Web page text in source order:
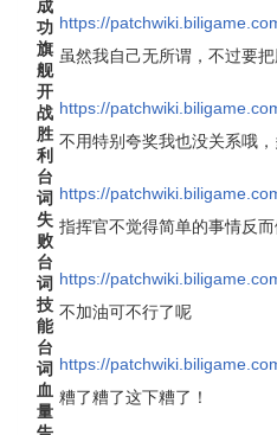
成
功 https://
旗
舰
开
战
虽然我自己无所谓，不过要
https://
胜
利
台
词
不用特别夸奖我也没关系哦
https://
失
败
台
词
指挥官不觉得简单的事情反
https://
技
能
台
词
不加油可不行了呢
https://
血
量
糟了糟了这下糟了！